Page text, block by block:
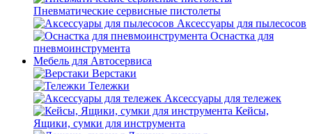
Пневматические сервисные пистолеты
Аксессуары для пылесосов
Оснастка для
пневмоинструмента
Мебель для Автосервиса
Верстаки
Тележки
Аксессуары для тележек
Кейсы,
Ящики, сумки для инструмента